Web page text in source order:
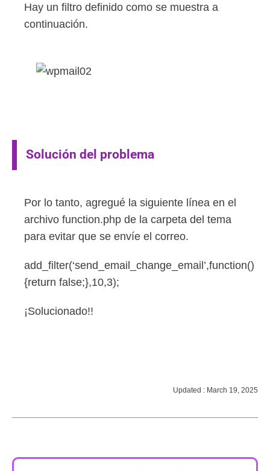
Hay un filtro definido como se muestra a
continuación.
Solución del problema
Por lo tanto, agregué la siguiente línea en el
archivo function.php de la carpeta del tema
para evitar que se envíe el correo.
add_filter(‘send_email_change_email’,function()
{return false;},10,3);
¡Solucionado!!
Updated : March 19, 2025